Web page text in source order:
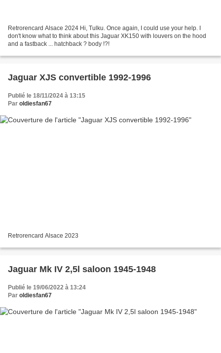
Retrorencard Alsace 2024 Hi, Tulku. Once again, I could use your help. I
don't know what to think about this Jaguar XK150 with louvers on the hood
and a fastback ... hatchback ? body !?!
Jaguar XJS convertible 1992-1996
Publié le 18/11/2024 à 13:15
Par oldiesfan67
Retrorencard Alsace 2023
Jaguar Mk IV 2,5l saloon 1945-1948
Publié le 19/06/2022 à 13:24
Par oldiesfan67